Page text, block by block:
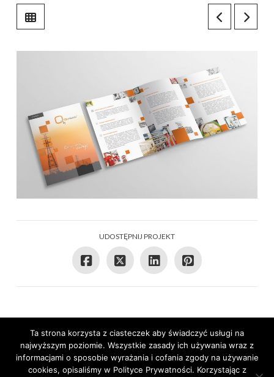
UDOSTĘPNIJ PROJEKT
OFERTA OFERTA UZUPEŁNIAJĄCA
OUTSOURCING MARKETINGU
O FIRMIE
REALIZACJE BLOG KONTAKT
Ta strona korzysta z ciasteczek aby świadczyć usługi na
najwyższym poziomie. Wszystkie zasady ich używania wraz z
informacjami o sposobie wyrażania i cofania zgody na używanie
cookies, opisaliśmy w Polityce Prywatności. Korzystając z